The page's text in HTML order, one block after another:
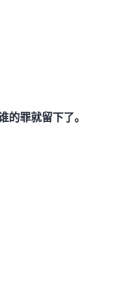
的罪就留下了。